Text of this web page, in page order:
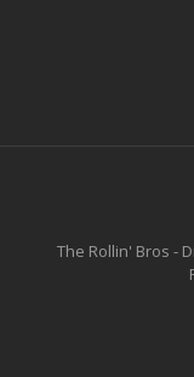
The Rollin' Bros -